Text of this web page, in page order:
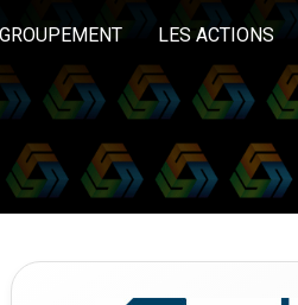
services aux
Pôle Travaux publics
PROPOS
LES ACTIONS
LES FORMATIONS